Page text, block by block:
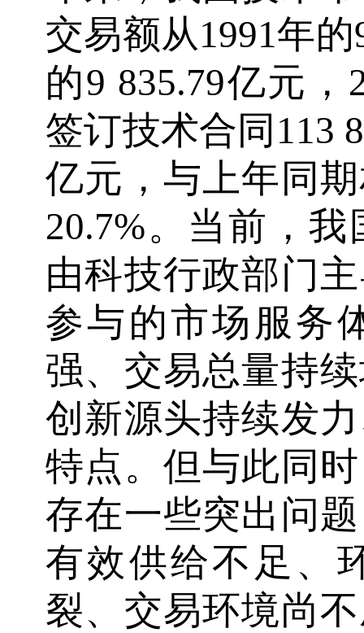
交易额从1991年
的9 835.79亿元
签订技术合同113
亿元，与上年同
20.7%。当前，
由科技行政部门
参与的市场服务
强、交易总量持
创新源头持续发
特点。但与此同
存在一些突出问
有效供给不足、
裂、交易环境尚